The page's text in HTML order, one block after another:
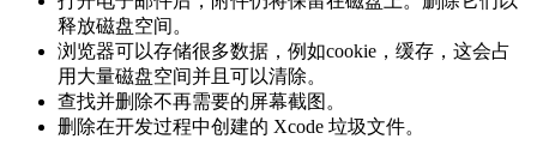
释放磁盘空间。
浏览器可以存储很多数据，例如cookie，缓存，这会占
用大量磁盘空间并且可以清除。
查找并删除不再需要的屏幕截图。
删除在开发过程中创建的 Xcode 垃圾文件。